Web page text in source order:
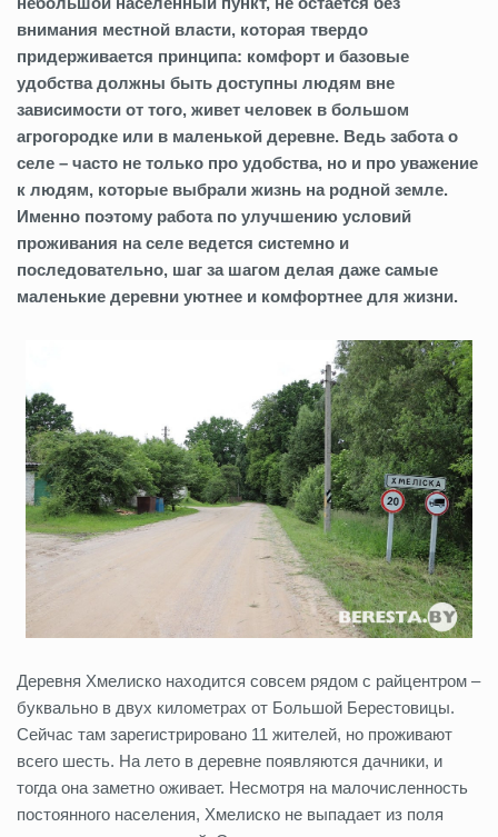
внимания местной власти, которая твердо
придерживается принципа: комфорт и базовые
удобства должны быть доступны людям вне
зависимости от того, живет человек в большом
агрогородке или в маленькой деревне. Ведь забота о
селе – часто не только про удобства, но и про уважение
к людям, которые выбрали жизнь на родной земле.
Именно поэтому работа по улучшению условий
проживания на селе ведется системно и
последовательно, шаг за шагом делая даже самые
маленькие деревни уютнее и комфортнее для жизни.
Деревня Хмелиско находится совсем рядом с райцентром –
буквально в двух километрах от Большой Берестовицы.
Сейчас там зарегистрировано 11 жителей, но проживают
всего шесть. На лето в деревне появляются дачники, и
тогда она заметно оживает. Несмотря на малочисленность
постоянного населения, Хмелиско не выпадает из поля